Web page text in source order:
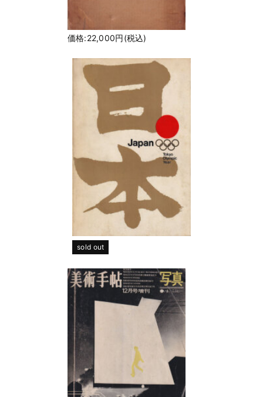
価格:22,000円(税込)
sold out